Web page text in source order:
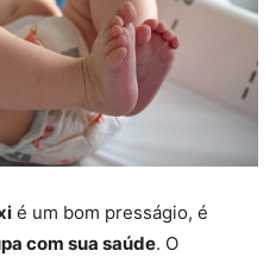
é um bom presságio, é
com sua saúde. O